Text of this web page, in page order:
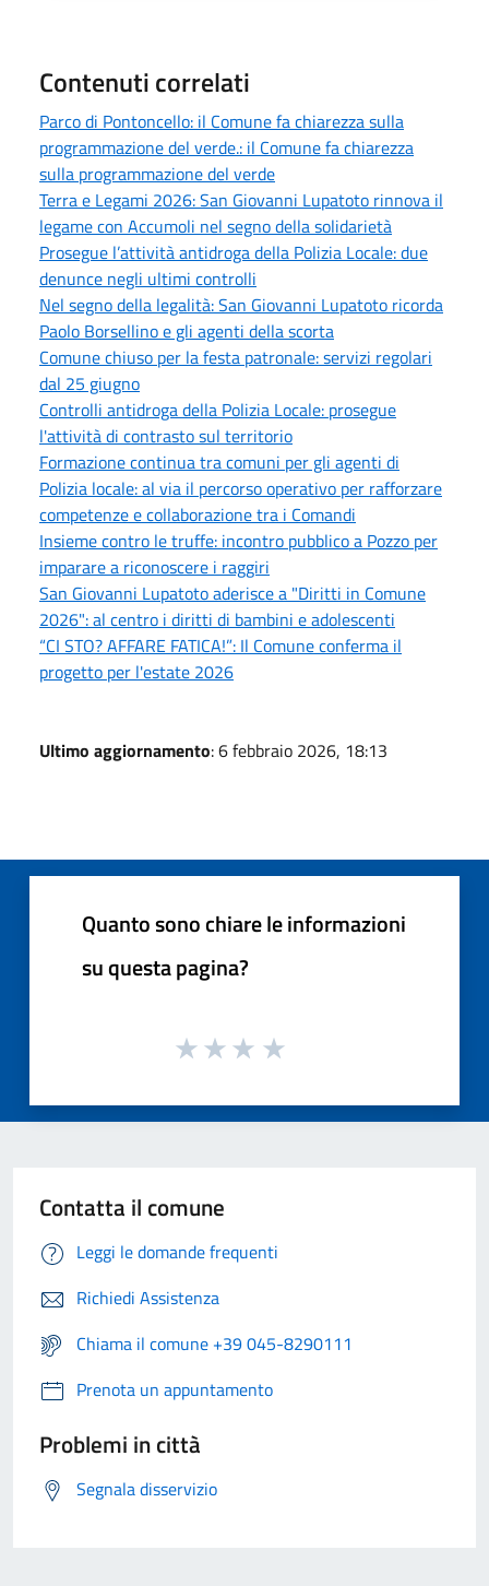
Contenuti correlati
Parco di Pontoncello: il Comune fa chiarezza sulla
programmazione del verde.: il Comune fa chiarezza
sulla programmazione del verde
Terra e Legami 2026: San Giovanni Lupatoto rinnova il
legame con Accumoli nel segno della solidarietà
Prosegue l’attività antidroga della Polizia Locale: due
denunce negli ultimi controlli
Nel segno della legalità: San Giovanni Lupatoto ricorda
Paolo Borsellino e gli agenti della scorta
Comune chiuso per la festa patronale: servizi regolari
dal 25 giugno
Controlli antidroga della Polizia Locale: prosegue
l'attività di contrasto sul territorio
Formazione continua tra comuni per gli agenti di
Polizia locale: al via il percorso operativo per rafforzare
competenze e collaborazione tra i Comandi
Insieme contro le truffe: incontro pubblico a Pozzo per
imparare a riconoscere i raggiri
San Giovanni Lupatoto aderisce a "Diritti in Comune
2026": al centro i diritti di bambini e adolescenti
“CI STO? AFFARE FATICA!”: Il Comune conferma il
progetto per l'estate 2026
Ultimo aggiornamento: 6 febbraio 2026, 18:13
Quanto sono chiare le informazioni
su questa pagina?
Contatta il comune
Leggi le domande frequenti
Richiedi Assistenza
Chiama il comune +39 045-8290111
Prenota un appuntamento
Problemi in città
Segnala disservizio